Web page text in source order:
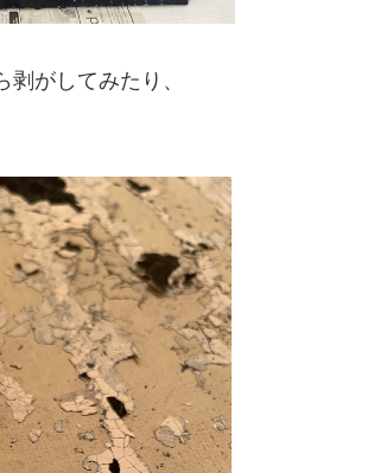
がしてみたり、